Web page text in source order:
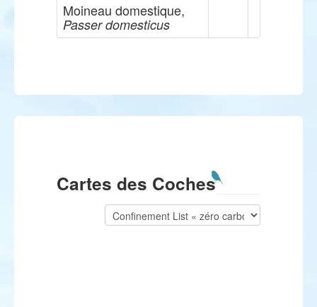
Moineau domestique,
Passer domesticus
Cartes des Coches